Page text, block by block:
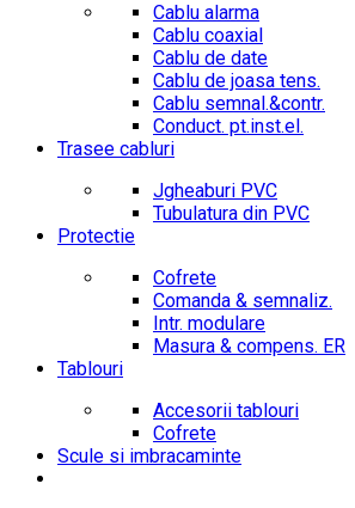
Cablu alarma
Cablu coaxial
Cablu de date
Cablu de joasa tens.
Cablu semnal.&contr.
Conduct. pt.inst.el.
Trasee cabluri
Jgheaburi PVC
Tubulatura din PVC
Protectie
Cofrete
Comanda & semnaliz.
Intr. modulare
Masura & compens. ER
Tablouri
Accesorii tablouri
Cofrete
Scule si imbracaminte